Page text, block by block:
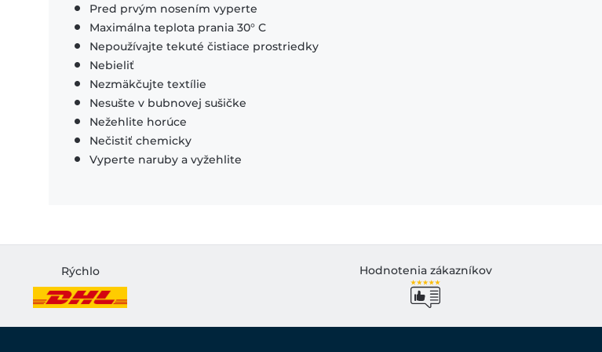
Pred prvým nosením vyperte
Maximálna teplota prania 30° C
Nepoužívajte tekuté čistiace prostriedky
Nebieliť
Nezmäkčujte textílie
Nesušte v bubnovej sušičke
Nežehlite horúce
Nečistiť chemicky
Vyperte naruby a vyžehlite
Rýchlo Hodnotenia zákazníkov